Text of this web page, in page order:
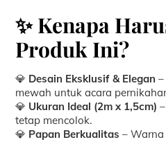
✨ Kenapa
Produk Ini?
💎 Desain Eksklusif & Elegan
mewah untuk acara
💎 Ukuran Ideal (2m x 1,5cm)
tetap mencolok.
💎 Papan Berkualitas – Warna